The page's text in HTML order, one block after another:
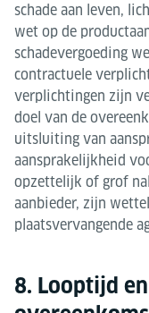
schade aan leven,
wet op de
schadevergoeding
contractuele
verplichtingen zijn
doel van de
uitsluiting van
aansprakelijkheid
opzettelijk of grof
aanbieder, zijn
plaatsvervangende
8. Looptijd